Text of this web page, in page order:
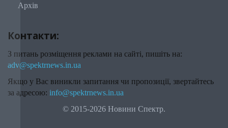
Архів
Контакти:
З питань розміщення реклами на сайті, пишіть на:
adv@spektrnews.in.ua
Якщо у Вас виникли запитання чи пропозиції, звертайтесь
за адресою: info@spektrnews.in.ua
© 2015-2026 Новини Спектр.